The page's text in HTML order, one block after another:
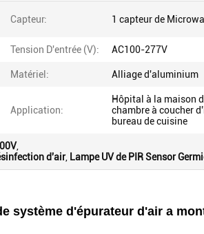
Capteur: 1 capteur de
Tension D'entrée (v): AC100-277V
Matériel: Alliage d'aluminium
Application:
Hôpital à la maison
chambre à coucher
bureau de cuisine
d'air, Lampe UV de PIR Sensor
système d'épurateur d'air a